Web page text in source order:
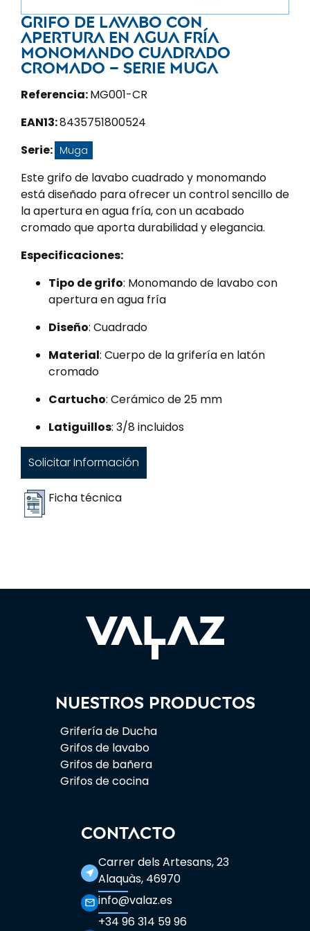
Grifo de lavabo con
apertura en agua fría
monomando cuadrado
cromado – Serie Muga
Referencia:MG001-CR
EAN13:8435751800524
Serie: Muga
Este grifo de lavabo cuadrado y monomando
está diseñado para ofrecer un control sencillo de
la apertura en agua fría, con un acabado
cromado que aporta durabilidad y elegancia.
Especificaciones:
Tipo de grifo: Monomando de lavabo con
apertura en agua fría
Diseño: Cuadrado
Material: Cuerpo de la grifería en latón
cromado
Cartucho: Cerámico de 25 mm
Latiguillos: 3/8 incluidos
Solicitar Información
Ficha técnica
Nuestros productos
Grifería de Ducha
Grifos de lavabo
Grifos de bañera
Grifos de cocina
CONTACTO
near_me
Carrer dels Artesans, 23
Alaquàs, 46970
mail_outline info@valaz.es
+34 96 314 59 96